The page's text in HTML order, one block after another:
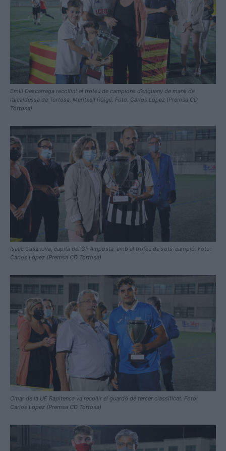
Emili Descarrega recollint el trofeu de campions d’enguany de mans de
l’alcaldessa de Tortosa, Meritxell Roigé. Foto: Carlos López (Premsa CD
Tortosa)
Isaac Casanova, capità del CF Amposta, amb el trofeu de sots-campió. Foto:
Carlos López (Premsa CD Tortosa)
Omar de la UE Rapitenca va recollir el guardó de tercer classificat. Foto:
Carlos López (Premsa CD Tortosa)